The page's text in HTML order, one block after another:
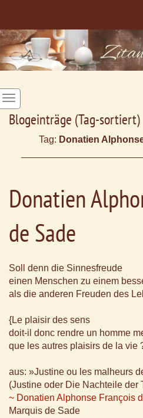
Blogeinträge (Tag-sortiert)
Tag: Donatien
Donatien
de Sade
Soll denn die Sinnesfreude
einen Menschen zu einem
als die anderen Freuden des
{Le plaisir des sens
doit-il donc rendre un homme
que les autres plaisirs de la vie
aus: »Justine ou les malheurs
(Justine oder Die Nachteile der
~ Donatien Alphonse François
Marquis de Sade